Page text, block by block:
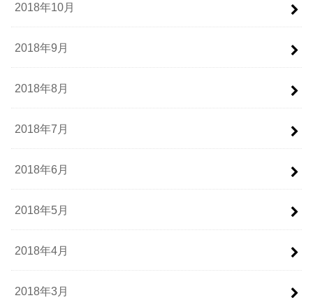
2018年10月
2018年9月
2018年8月
2018年7月
2018年6月
2018年5月
2018年4月
2018年3月